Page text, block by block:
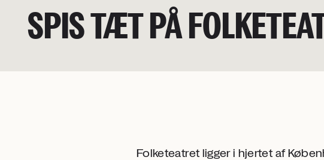
SPIS TÆT PÅ
Folketeatret ligger i hjertet af